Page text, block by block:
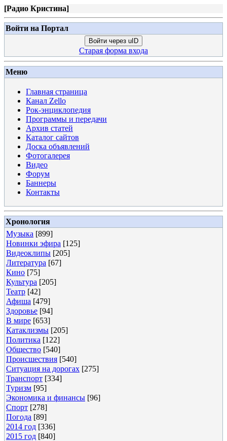
[Радио Кристина]
Войти на Портал
Войти через uID
Старая форма входа
Меню
Главная страница
Канал Zello
Рок-энциклопедия
Программы и передачи
Архив статей
Каталог сайтов
Доска объявлений
Фотогалерея
Видео
Форум
Баннеры
Контакты
Хронология
Музыка [899]
Новинки эфира [125]
Видеоклипы [205]
Литература [67]
Кино [75]
Культура [205]
Театр [42]
Афиша [479]
Здоровье [94]
В мире [653]
Катаклизмы [205]
Политика [122]
Общество [540]
Происшествия [540]
Ситуация на дорогах [275]
Транспорт [334]
Туризм [95]
Экономика и финансы [96]
Спорт [278]
Погода [89]
2014 год [336]
2015 год [840]